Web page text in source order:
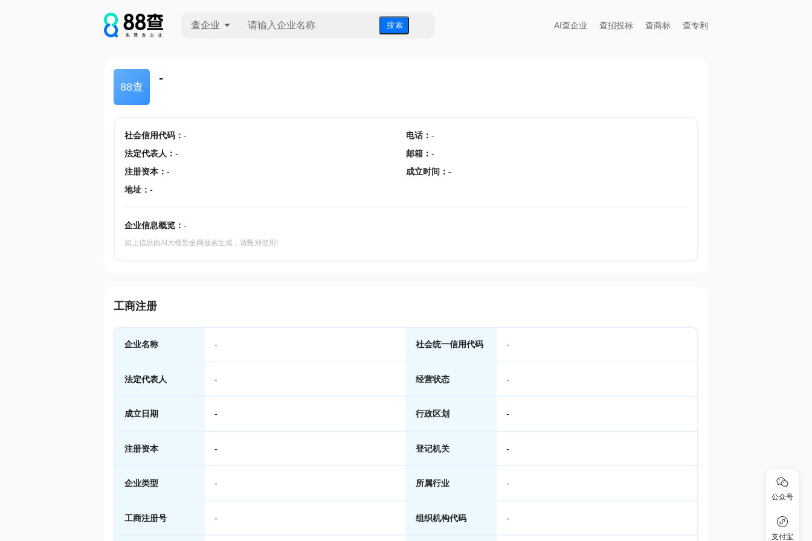
查企业 搜 索 AI查企业 查招投标 查商标 查专利
88查
-
社会信用代码： - 电话： -
法定代表人 ： - 邮箱 ： -
注册资本： - 成立时间 ： -
地址： -
企业信息概览： -
如上信息由AI大模型全网搜索生成，请甄别使用!
工商注册
企业名称 - 社会统一信用代码 -
法定代表人 - 经营状态 -
成立日期 - 行政区划 -
注册资本 - 登记机关 -
企业类型 - 所属行业 -
工商注册号 - 组织机构代码 -
公众号
支付宝